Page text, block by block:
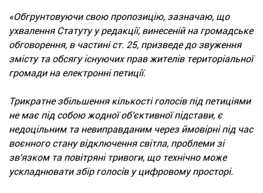
«Обгрунтовуючи свою пропозицію, зазначаю, що
ухвалення Статуту у редакції, винесеній на громадське
обговорення, в частині ст. 25, призведе до звуження
змісту та обсягу існуючих прав жителів територіальної
громади на електронні петиції.
Трикратне збільшення кількості голосів під петиціями
не має під собою жодної об'єктивної підстави, є
недоцільним та невиправданим через ймовірні під час
воєнного стану відключення світла, проблеми зі
зв'язком та повітряні тривоги, що технічно може
ускладнювати збір голосів у цифровому просторі.